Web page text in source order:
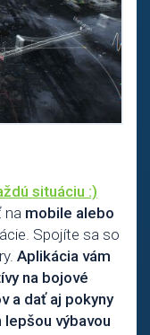
situáciu :)
na mobile alebo
Spojíte sa so
Aplikácia vám
na bojové
a dať aj pokyny
výbavou